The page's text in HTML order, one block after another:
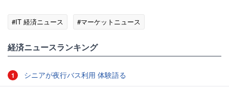
#IT 経済ニュース #マーケットニュース
経済ニュースランキング
1 シニアが夜行バス利用 体験語る